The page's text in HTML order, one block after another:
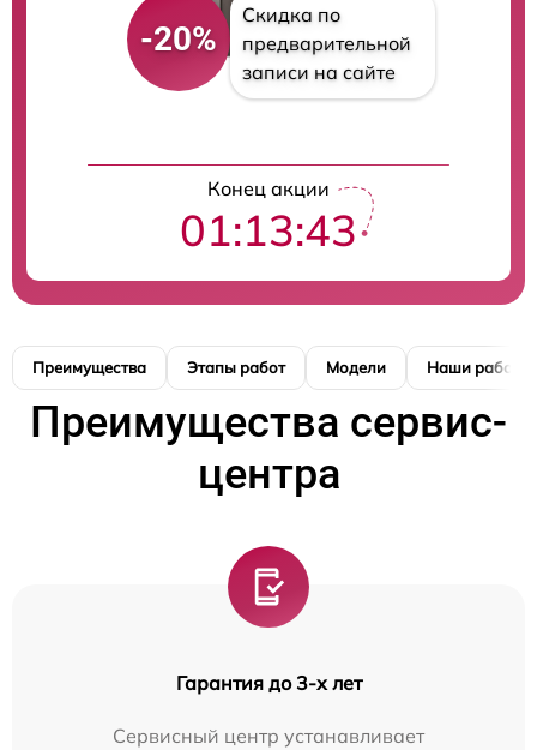
-20%
Скидка по
предварительной
записи на сайте
Конец акции
01:13:42
Преимущества Этапы работ Модели Наши работы
Преимущества сервис-
центра
Гарантия до 3-х лет
Сервисный центр устанавливает